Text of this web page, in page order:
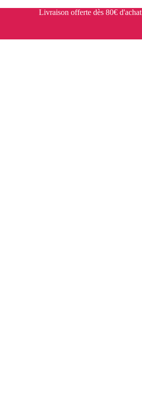
Livraison offerte dès 80€ d'achat